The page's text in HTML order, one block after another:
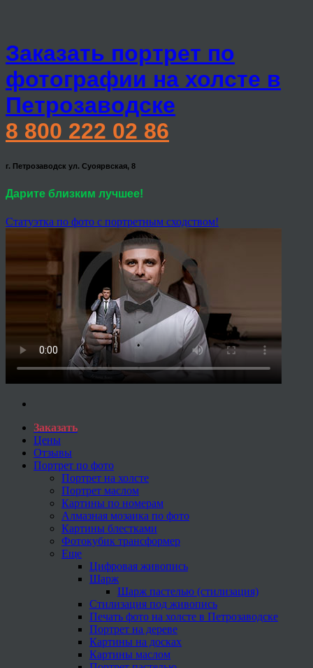
Заказать портрет по
фотографии на холсте в
Петрозаводске
8 800 222 02 86
г. Петрозаводск ул. Суоярвская, 8
Дарите близким лучшее!
Статуэтка по фото с портретным сходством!
Заказать
Цены
Отзывы
Портрет по фото
Портрет на холсте
Портрет маслом
Картины по номерам
Алмазная мозаика по фото
Картины блестками
Фотокубик трансформер
Еще
Цифровая живопись
Шарж
Шарж пастелью (стилизация)
Стилизация под живопись
Печать фото на холсте в Петрозаводске
Портрет на дереве
Картины на досках
Картины маслом